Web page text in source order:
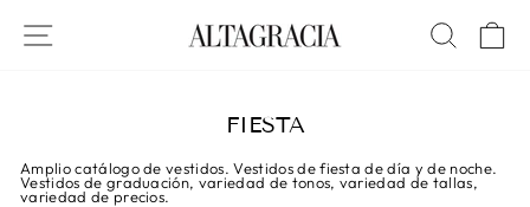
contenido
FIESTA
Amplio catálogo de vestidos. Vestidos de fiesta de día y de noche.
Vestidos de graduación, variedad de tonos, variedad de tallas,
variedad de precios.